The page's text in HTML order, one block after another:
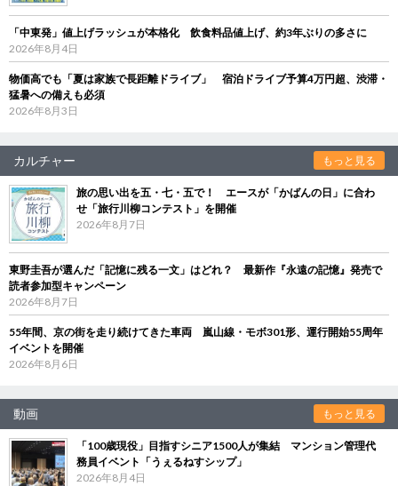
「中東発」値上げラッシュが本格化 飲食料品値上げ、約3年ぶりの多さに
2026年8月4日
物価高でも「夏は家族で長距離ドライブ」 宿泊ドライブ予算4万円超、渋滞・
猛暑への備えも必須
2026年8月3日
カルチャー もっと見る
旅の思い出を五・七・五で！ エースが「かばんの日」に合わ
せ「旅行川柳コンテスト」を開催
2026年8月7日
東野圭吾が選んだ「記憶に残る一文」はどれ？ 最新作『永遠の記憶』発売で
読者参加型キャンペーン
2026年8月7日
55年間、京の街を走り続けてきた車両 嵐山線・モボ301形、運行開始55周年
イベントを開催
2026年8月6日
動画 もっと見る
「100歳現役」目指すシニア1500人が集結 マンション管理代
務員イベント「うぇるねすシップ」
2026年8月4日